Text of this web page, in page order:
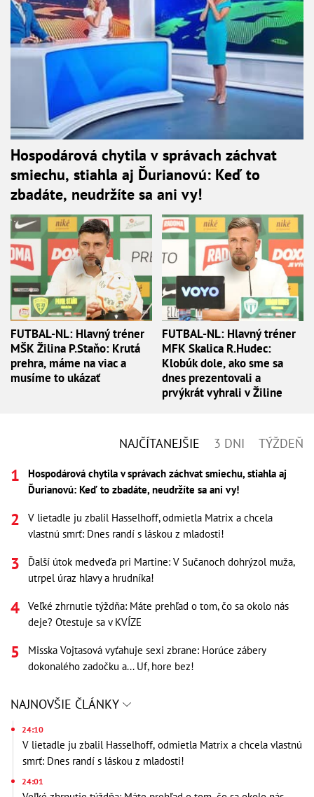
Hospodárová chytila v správach záchvat
smiechu, stiahla aj Ďurianovú: Keď to
zbadáte, neudržíte sa ani vy!
FUTBAL-NL: Hlavný tréner
MŠK Žilina P.Staňo: Krutá
prehra, máme na viac a
musíme to ukázať
FUTBAL-NL: Hlavný tréner
MFK Skalica R.Hudec:
Klobúk dole, ako sme sa
dnes prezentovali a
prvýkrát vyhrali v Žiline
NAJČÍTANEJŠIE 3 DNI TÝŽDEŇ
Hospodárová chytila v správach záchvat smiechu, stiahla aj
Ďurianovú: Keď to zbadáte, neudržíte sa ani vy!
V lietadle ju zbalil Hasselhoff, odmietla Matrix a chcela
vlastnú smrť: Dnes randí s láskou z mladosti!
Ďalší útok medveďa pri Martine: V Sučanoch dohrýzol muža,
utrpel úraz hlavy a hrudníka!
Veľké zhrnutie týždňa: Máte prehľad o tom, čo sa okolo nás
deje? Otestuje sa v KVÍZE
Misska Vojtasová vyťahuje sexi zbrane: Horúce zábery
dokonalého zadočku a... Uf, hore bez!
NAJNOVŠIE ČLÁNKY
24:10
V lietadle ju zbalil Hasselhoff, odmietla Matrix a chcela vlastnú
smrť: Dnes randí s láskou z mladosti!
24:01